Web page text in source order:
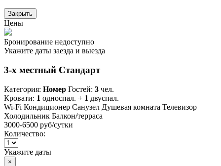
Закрыть
Цены
Бронирование недоступно
Укажите даты заезда и выезда
3-х местный Стандарт
Категория: Номер Гостей: 3 чел.
Кровати: 1 односпал. + 1 двуспал.
Wi-Fi Кондиционер Санузел Душевая комната Телевизор
Холодильник Балкон/терраса
3000-6500 руб/сутки
Количество:
Укажите даты
×